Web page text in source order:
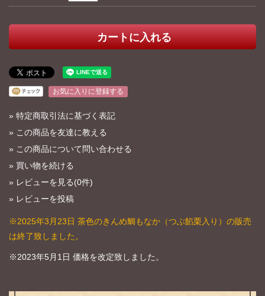
お気に入りに登録する
» 特定商取引法に基づく表記
» この商品を友達に教える
» この商品について問い合わせる
» 買い物を続ける
» レビューを見る(0件)
» レビューを投稿
※2025年3月23日 茶色のきんめ鯛もなか（つぶ餡栗入り）の販売
は終了致しました。
※2023年5月1日 価格を改定致しました。